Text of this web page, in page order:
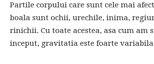
Partile corpului care sunt cele mai
boala sunt ochii, urechile, inima,
rinichii. Cu toate acestea, asa cum am
inceput, gravitatia este foarte